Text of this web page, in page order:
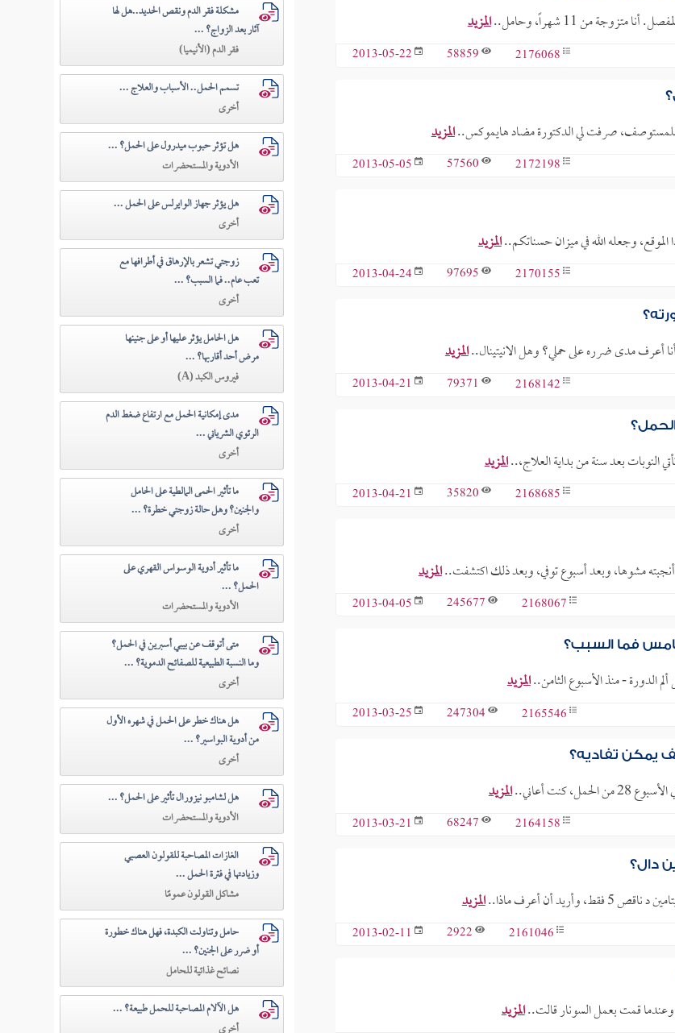
من 11 شهراً، وحامل.. المزيد
2176068
58859
2013-05-22
للمستوصف، صرفت لي الدكتورة مضاد هايموكس..المزيد
2172198
57560
2013-05-05
وجعله الله في ميزان حسناتكم..المزيد
2170155
97695
2013-04-24
أعرف مدى ضرره على حملي؟ وهل الانيتينال..المزيد
2168142
79371
2013-04-21
المزيد
2168685
35820
2013-04-21
مشوها، وبعد أسبوع توفي، وبعد ذلك اكتشفت..المزيد
2168067
245677
2013-04-05
فما السبب؟
الدورة - منذ الأسبوع الثامن..المزيد
2165546
247304
2013-03-25
يمكن تفاديه؟
أعاني.. المزيد
2164158
68247
2013-03-21
دال؟
أن أعرف ماذا.. المزيد
2161046
2922
2013-02-11
وعندما قمت بعمل السونار قالت..المزيد
مشكلة فقر الدم ونقص الحديد..هل لها
آثار بعد الزواج؟ ...
فقر الدم (الأنيميا)
تسمم الحمل.. الأسباب والعلاج ...
أخرى
هل تؤثر حبوب ميدرول على الحمل؟ ...
الأدوية والمستحضرات
هل يؤثر جهاز الوايرلس على الحمل ...
أخرى
زوجتي تشعر بالإرهاق في أطرافها مع
تعب عام.. فما السبب؟ ...
أخرى
هل الحامل يؤثر عليها أو على جنينها
مرض أحد أقاربها؟ ...
فيروس الكبد (A)
مدى إمكانية الحمل مع ارتفاع ضغط الدم
الرئوي الشرياني ...
أخرى
ما تأثير الحمى المالطية على الحامل
والجنين؟ وهل حالة زوجتي خطرة؟ ...
أخرى
ما تأثير أدوية الوسواس القهري على
الحمل؟ ...
الأدوية والمستحضرات
متى أتوقف عن بيبي أسبرين في الحمل؟
وما النسبة الطبيعية للصفائح الدموية؟ ...
أخرى
هل هناك خطر على الحمل في شهره الأول
من أدوية البواسير؟ ...
أخرى
هل لشامبو نيزورال تأثير على الحمل؟ ...
الأدوية والمستحضرات
الغازات المصاحبة للقولون العصبي
وزيادتها في فترة الحمل ...
مشاكل القولون عمومًا
حامل وتناولت الكبدة، فهل هناك خطورة
أو ضرر على الجنين؟ ...
نصائح غذائية للحامل
هل الآلام المصاحبة للحمل طبيعة؟ ...